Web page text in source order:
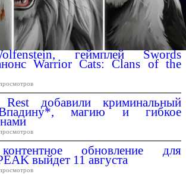
геймплей Swords
Warrior Cats: Clans of the
добавили криминальный
магию и гибкое
обновление для
выйдет 11 августа